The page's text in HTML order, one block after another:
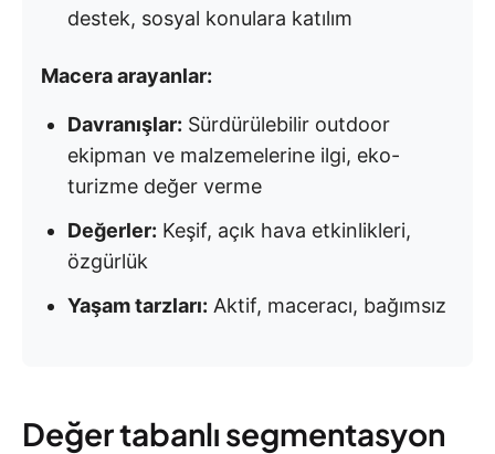
destek, sosyal konulara katılım
Macera arayanlar:
Davranışlar: Sürdürülebilir outdoor
ekipman ve malzemelerine ilgi, eko-
turizme değer verme
Değerler: Keşif, açık hava etkinlikleri,
özgürlük
Yaşam tarzları: Aktif, maceracı, bağımsız
Değer tabanlı segmentasyon